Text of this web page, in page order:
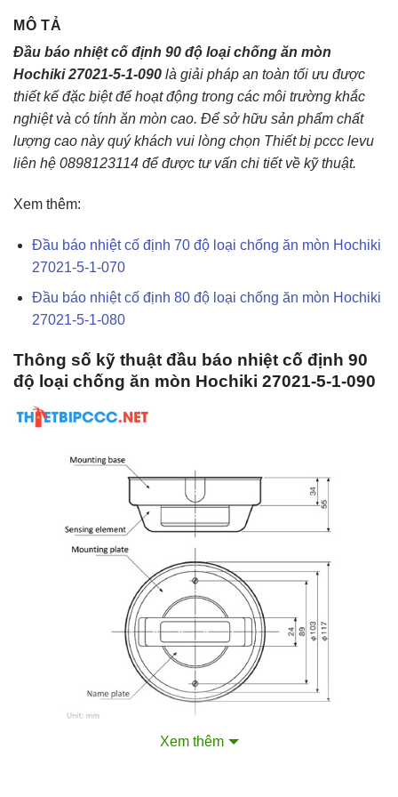
MÔ TẢ
Đầu báo nhiệt cố định 90 độ loại chống ăn mòn
Hochiki 27021-5-1-090 là giải pháp an toàn tối ưu được
thiết kế đặc biệt để hoạt động trong các môi trường khắc
nghiệt và có tính ăn mòn cao. Để sở hữu sản phẩm chất
lượng cao này quý khách vui lòng chọn Thiết bị pccc levu
liên hệ 0898123114 để được tư vấn chi tiết về kỹ thuật.
Xem thêm:
Đầu báo nhiệt cố định 70 độ loại chống ăn mòn Hochiki
27021-5-1-070
Đầu báo nhiệt cố định 80 độ loại chống ăn mòn Hochiki
27021-5-1-080
Thông số kỹ thuật đầu báo nhiệt cố định 90
độ loại chống ăn mòn Hochiki 27021-5-1-090
Xem thêm